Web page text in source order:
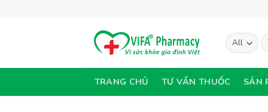
TRANG CHỦ TƯ VẤN THUỐC SẢN